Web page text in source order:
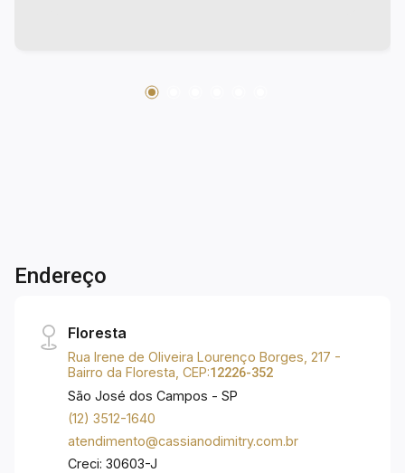
Endereço
Floresta
Rua Irene de Oliveira Lourenço Borges, 217 -
Bairro da Floresta, CEP:12226-352
São José dos Campos - SP
(12) 3512-1640
atendimento@cassianodimitry.com.br
Creci: 30603-J